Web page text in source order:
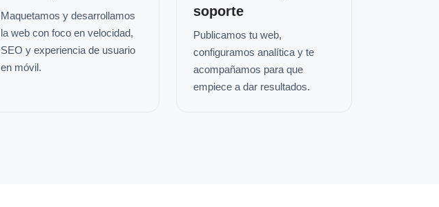
Maquetamos y desarrollamos
la web con foco en velocidad,
SEO y experiencia de usuario
en móvil.
soporte
Publicamos tu web,
configuramos analítica y te
acompañamos para que
empiece a dar resultados.